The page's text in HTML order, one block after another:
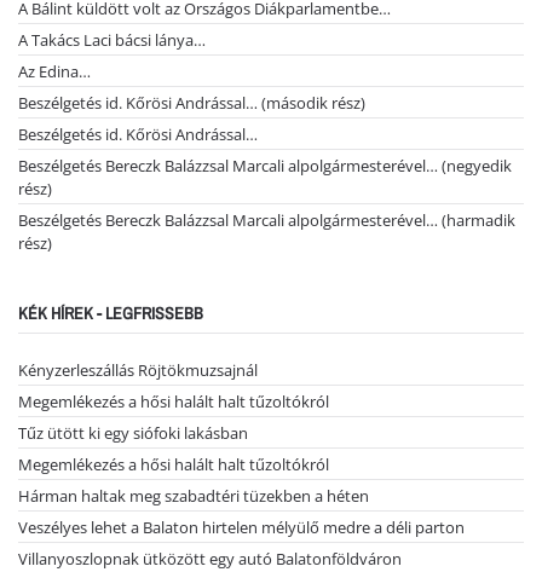
A Bálint küldött volt az Országos Diákparlamentbe…
A Takács Laci bácsi lánya…
Az Edina…
Beszélgetés id. Kőrösi Andrással… (második rész)
Beszélgetés id. Kőrösi Andrással…
Beszélgetés Bereczk Balázzsal Marcali alpolgármesterével… (negyedik
rész)
Beszélgetés Bereczk Balázzsal Marcali alpolgármesterével… (harmadik
rész)
KÉK HÍREK - LEGFRISSEBB
Kényzerleszállás Röjtökmuzsajnál
Megemlékezés a hősi halált halt tűzoltókról
Tűz ütött ki egy siófoki lakásban
Megemlékezés a hősi halált halt tűzoltókról
Hárman haltak meg szabadtéri tüzekben a héten
Veszélyes lehet a Balaton hirtelen mélyülő medre a déli parton
Villanyoszlopnak ütközött egy autó Balatonföldváron